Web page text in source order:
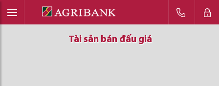
Tài sản bán đấu giá
Tài sản bán đấu giá
Tài sản bán đấu giá